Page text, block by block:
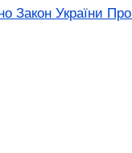
Закон України